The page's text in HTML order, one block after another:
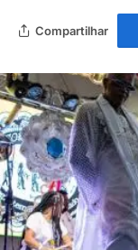
Compartilhar